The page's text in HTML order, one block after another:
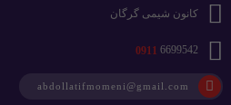
کانون شیمی گرگان
0911 6699542
abdollatifmomeni@gmail.com